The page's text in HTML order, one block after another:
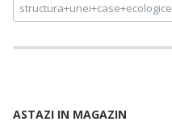
structura+unei+case+ecologice
ASTAZI IN MAGAZIN